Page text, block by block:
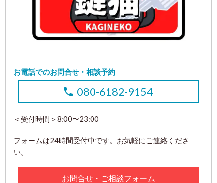
お電話でのお問合せ・相談予約
080-6182-9154
＜受付時間＞8:00〜23:00
フォームは24時間受付中です。お気軽にご連絡くださ
い。
お問合せ・ご相談フォーム